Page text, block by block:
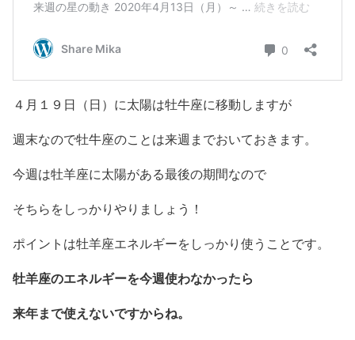
４月１９日（日）に太陽は牡牛座に移動しますが
週末なので牡牛座のことは来週までおいておきます。
今週は牡羊座に太陽がある最後の期間なので
そちらをしっかりやりましょう！
ポイントは牡羊座エネルギーをしっかり使うことです。
牡羊座のエネルギーを今週使わなかったら
来年まで使えないですからね。